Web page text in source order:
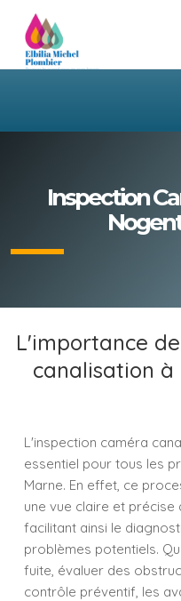
Skip to main content
Inspection
L'importance
canalisation
L'inspection caméra
essentiel pour tous les
Marne. En effet, ce
une vue claire et
facilitant ainsi le
problèmes potentiels.
fuite, évaluer des
contrôle préventif, les